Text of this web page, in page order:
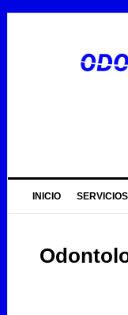
Skip
Skip
Skip
INICIO SERVICIOS